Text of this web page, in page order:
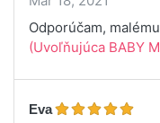
Odporúčam,
(Uvoľňujúca BABY
Eva